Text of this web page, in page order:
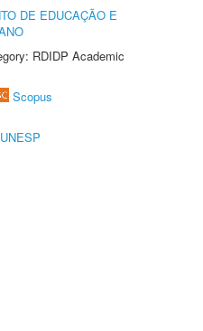
DE EDUCAÇÃO E
RDIDP Academic
Scopus